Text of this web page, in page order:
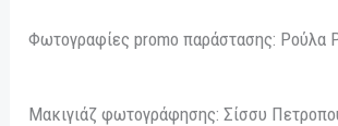
Φωτογραφίες promo παράστασης: Ρούλα
Μακιγιάζ φωτογράφησης: Σίσσυ